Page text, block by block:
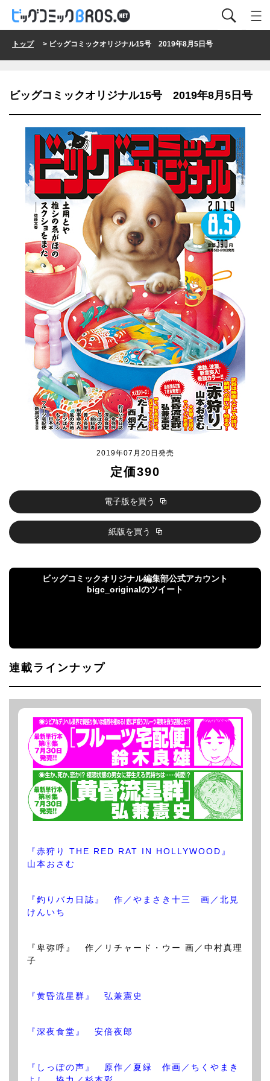
トップ> ビッグコミックオリジナル15号 2019年8月5日号
ビッグコミックオリジナル15号 2019年8月5日号
2019年07月20日発売
定価390
電子版を買う
紙版を買う
ビッグコミックオリジナル編集部公式アカウント
bigc_originalのツイート
連載ラインナップ
『赤狩り THE RED RAT IN HOLLYWOOD』
山本おさむ
『釣りバカ日誌』 作／やまさき十三 画／北見
けんいち
『卑弥呼』 作／リチャード・ウー 画／中村真理
子
『黄昏流星群』 弘兼憲史
『深夜食堂』 安倍夜郎
『しっぽの声』 原作／夏緑 作画／ちくやまき